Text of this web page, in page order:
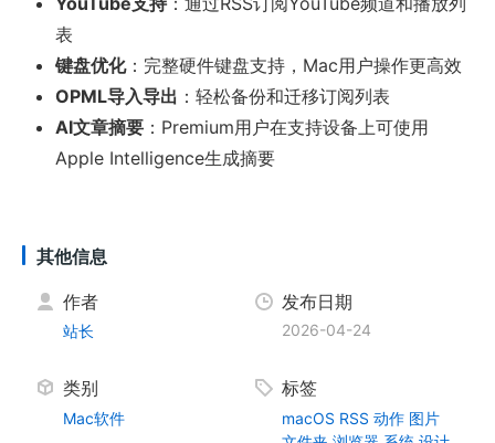
表
键盘优化：完整硬件键盘支持，Mac用户操作更高效
OPML导入导出 ：轻松备份和迁移订阅列表
AI文章摘要 ：Premium用户在支持设备上可使用
Apple Intelligence生成摘要
其他信息
作者
站长
发布日期
2026-04-24
类别
Mac软件
标签
macOS RSS 动作 图片